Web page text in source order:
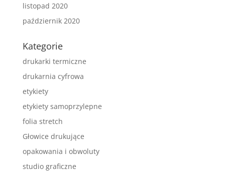
listopad 2020
październik 2020
Kategorie
drukarki termiczne
drukarnia cyfrowa
etykiety
etykiety samoprzylepne
folia stretch
Głowice drukujące
opakowania i obwoluty
studio graficzne